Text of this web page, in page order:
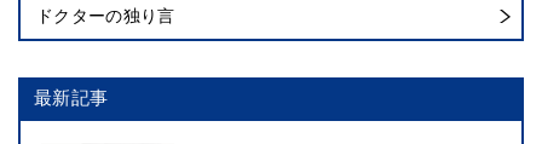
ドクターの独り言
最新記事